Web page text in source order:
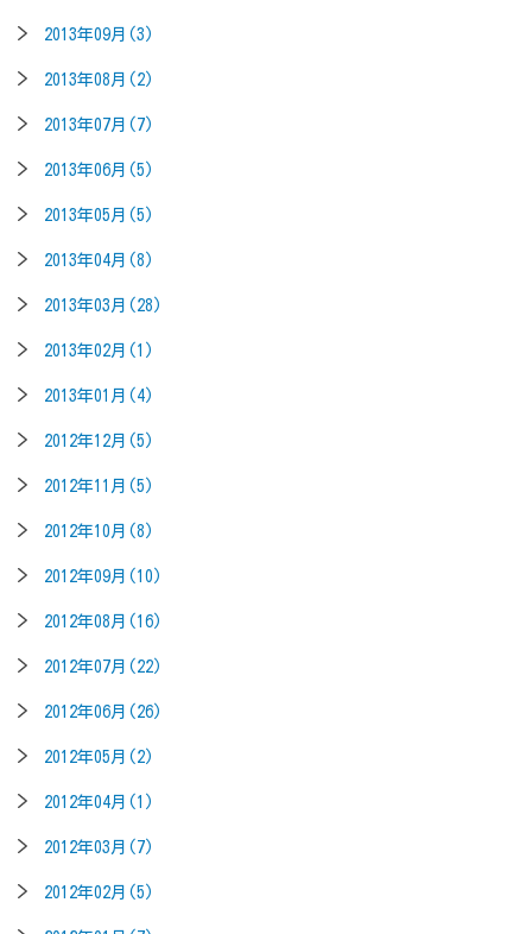
2013年09月(3)
2013年08月(2)
2013年07月(7)
2013年06月(5)
2013年05月(5)
2013年04月(8)
2013年03月(28)
2013年02月(1)
2013年01月(4)
2012年12月(5)
2012年11月(5)
2012年10月(8)
2012年09月(10)
2012年08月(16)
2012年07月(22)
2012年06月(26)
2012年05月(2)
2012年04月(1)
2012年03月(7)
2012年02月(5)